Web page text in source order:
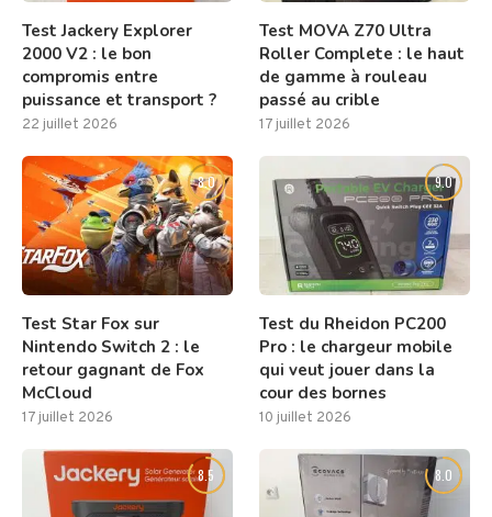
Test Jackery Explorer
2000 V2 : le bon
compromis entre
puissance et transport ?
22 juillet 2026
Test MOVA Z70 Ultra
Roller Complete : le haut
de gamme à rouleau
passé au crible
17 juillet 2026
8.0
Test Star Fox sur
Nintendo Switch 2 : le
retour gagnant de Fox
McCloud
17 juillet 2026
9.0
Test du Rheidon PC200
Pro : le chargeur mobile
qui veut jouer dans la
cour des bornes
10 juillet 2026
8.5 8.0